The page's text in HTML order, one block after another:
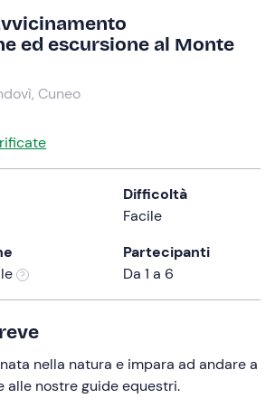
ed escursione al Monte
Cuneo
Difficoltà
Facile
Partecipanti
Da 1 a 6
nella natura e impara ad andare a
alle nostre guide equestri.